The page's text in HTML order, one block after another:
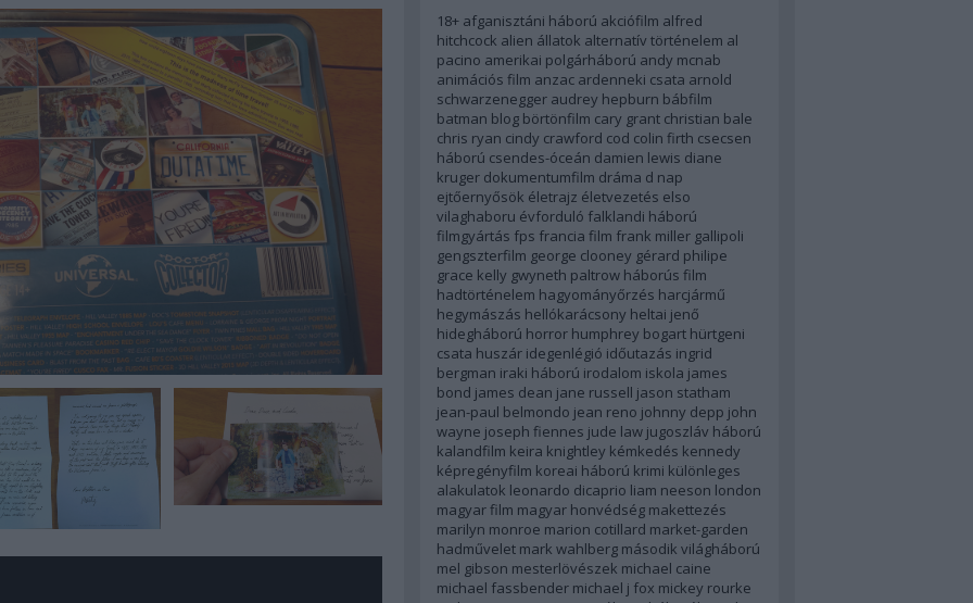
18+ afganisztáni háború akciófilm alfred
hitchcock alien állatok alternatív történelem al
pacino amerikai polgárháború andy mcnab
animációs film anzac ardenneki csata arnold
schwarzenegger audrey hepburn bábfilm
batman blog börtönfilm cary grant christian bale
chris ryan cindy crawford cod colin firth csecsen
háború csendes-óceán damien lewis diane
kruger dokumentumfilm dráma d nap
ejtőernyősök életrajz életvezetés elso
vilaghaboru évforduló falklandi háború
filmgyártás fps francia film frank miller gallipoli
gengszterfilm george clooney gérard philipe
grace kelly gwyneth paltrow háborús film
hadtörténelem hagyományőrzés harcjármű
hegymászás hellókarácsony heltai jenő
hidegháború horror humphrey bogart hürtgeni
csata huszár idegenlégió időutazás ingrid
bergman iraki háború irodalom iskola james
bond james dean jane russell jason statham
jean-paul belmondo jean reno johnny depp john
wayne joseph fiennes jude law jugoszláv háború
kalandfilm keira knightley kémkedés kennedy
képregényfilm koreai háború krimi különleges
alakulatok leonardo dicaprio liam neeson london
magyar film magyar honvédség makettezés
marilyn monroe marion cotillard market-garden
hadművelet mark wahlberg második világháború
mel gibson mesterlövészek michael caine
michael fassbender michael j fox mickey rourke